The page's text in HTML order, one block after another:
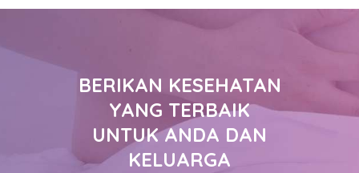
BERIKAN KESEHATAN
YANG TERBAIK
UNTUK ANDA DAN
KELUARGA